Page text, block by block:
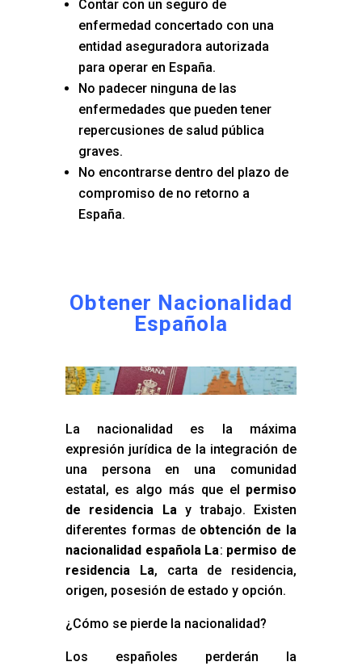
Contar con un seguro de
enfermedad concertado con una
entidad aseguradora autorizada
para operar en España.
No padecer ninguna de las
enfermedades que pueden tener
repercusiones de salud pública
graves.
No encontrarse dentro del plazo de
compromiso de no retorno a
España.
Obtener Nacionalidad
Española
La nacionalidad es la máxima
expresión jurídica de la integración de
una persona en una comunidad
estatal, es algo más que el permiso
de residencia Lay trabajo. Existen
diferentes formas de obtención de la
nacionalidad española La: permiso de
residencia La, carta de residencia,
origen, posesión de estado y opción.
¿Cómo se pierde la nacionalidad?
Los españoles perderán la